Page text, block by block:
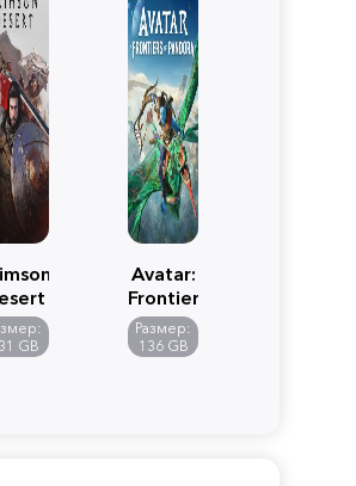
GB
Avatar:
Frontiers
of
Pandora
Размер:
136 GB